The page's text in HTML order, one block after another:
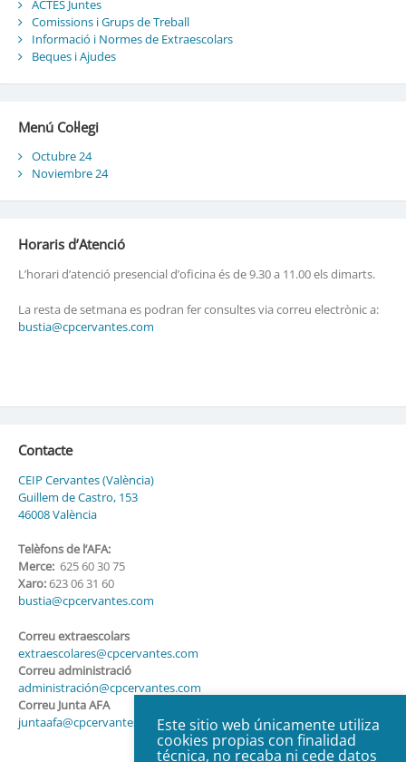
ACTES Juntes
Comissions i Grups de Treball
Informació i Normes de Extraescolars
Beques i Ajudes
Menú Col·legi
Octubre 24
Noviembre 24
Horaris d’Atenció
L’horari d’atenció presencial d’oficina és de 9.30 a 11.00 els dimarts.
La resta de setmana es podran fer consultes via correu electrònic a:
bustia@cpcervantes.com
Contacte
CEIP Cervantes (València)
Guillem de Castro, 153
46008 València
Telèfons de l’AFA:
Merce:625 60 30 75
Xaro:623 06 31 60
bustia@cpcervantes.com
Correu extraescolars
extraescolares@cpcervantes.com
Correu administració
administración@cpcervantes.com
Correu Junta AFA
juntaafa@cpcervantes.comEste sitio web únicamente utiliza
cookies propias con finalidad
técnica, no recaba ni cede datos